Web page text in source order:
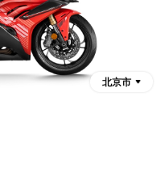
北京市